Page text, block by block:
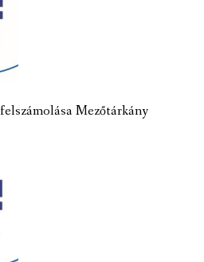
Mezőtárkány